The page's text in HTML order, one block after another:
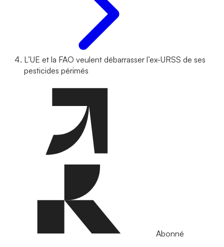
L’UE et la FAO veulent débarrasser l’ex-URSS de ses
pesticides périmés
Abonné